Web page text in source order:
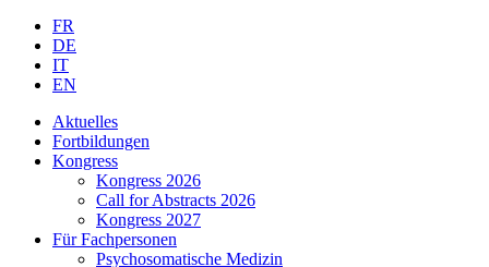
FR
DE
IT
EN
Aktuelles
Fortbildungen
Kongress
Kongress 2026
Call for Abstracts 2026
Kongress 2027
Für Fachpersonen
Psychosomatische Medizin